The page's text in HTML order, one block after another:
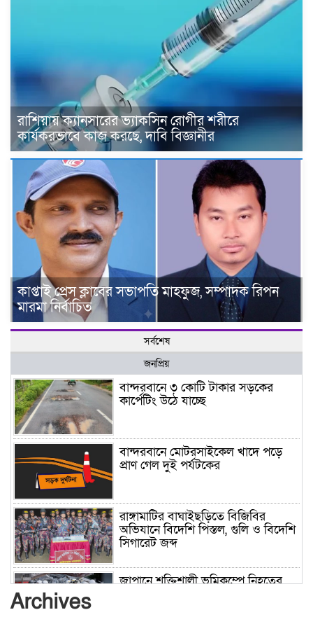
রাশিয়ায় ক্যানসারের ভ্যাকসিন রোগীর শরীরে
কার্যকরভাবে কাজ করছে, দাবি বিজ্ঞানীর
কাপ্তাই প্রেস ক্লাবের সভাপতি মাহফুজ, সম্পাদক রিপন
মারমা নির্বাচিত
সর্বশেষ
জনপ্রিয়
বান্দরবানে ৩ কোটি টাকার সড়কের
কার্পেটিং উঠে যাচ্ছে
বান্দরবানে মোটরসাইকেল খাদে পড়ে
প্রাণ গেল দুই পর্যটকের
রাঙ্গামাটির বাঘাইছড়িতে বিজিবির
অভিযানে বিদেশি পিস্তল, গুলি ও বিদেশি
সিগারেট জব্দ
জাপানে শক্তিশালী ভূমিকম্পে নিহতের
Archives